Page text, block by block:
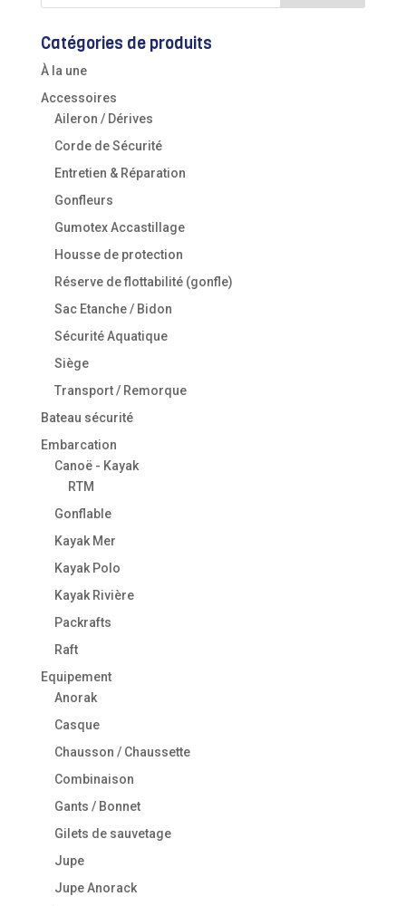
Catégories de produits
À la une
Accessoires
Aileron / Dérives
Corde de Sécurité
Entretien & Réparation
Gonfleurs
Gumotex Accastillage
Housse de protection
Réserve de flottabilité (gonfle)
Sac Etanche / Bidon
Sécurité Aquatique
Siège
Transport / Remorque
Bateau sécurité
Embarcation
Canoë - Kayak
RTM
Gonflable
Kayak Mer
Kayak Polo
Kayak Rivière
Packrafts
Raft
Equipement
Anorak
Casque
Chausson / Chaussette
Combinaison
Gants / Bonnet
Gilets de sauvetage
Jupe
Jupe Anorack